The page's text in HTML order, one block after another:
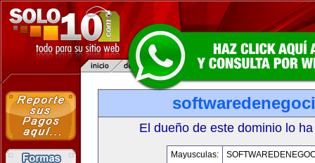
El dueño de este dominio lo
Mayusculas: